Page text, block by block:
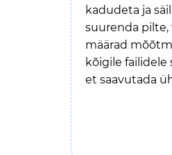
kadudeta ja
suurenda pilte,
määrad
kõigile failidele
et saavutada